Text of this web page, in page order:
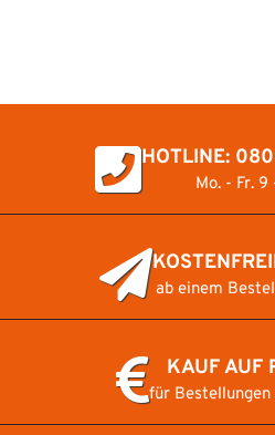
HOTLINE:
Mo. - Fr. 9
ab einem
KAUF AUF
für Bestellungen